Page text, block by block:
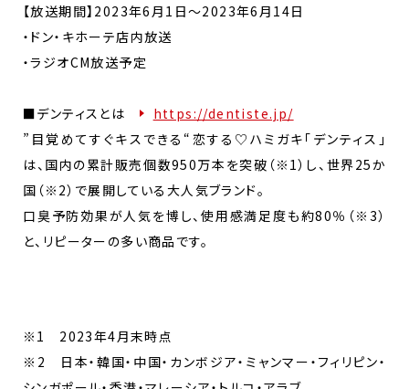
【放送期間】2023年6月1日～2023年6月14日
・ドン・キホーテ店内放送
・ラジオCM放送予定
■デンティスとは
https://dentiste.jp/
”目覚めてすぐキスできる“恋する♡ハミガキ「デンティス」
は、国内の累計販売個数950万本を突破（※1）し、世界25か
国（※2）で展開している大人気ブランド。
口臭予防効果が人気を博し、使用感満足度も約80％（※3）
と、リピーターの多い商品です。
※1 2023年4月末時点
※2 日本・韓国・中国・カンボジア・ミャンマー・フィリピン・